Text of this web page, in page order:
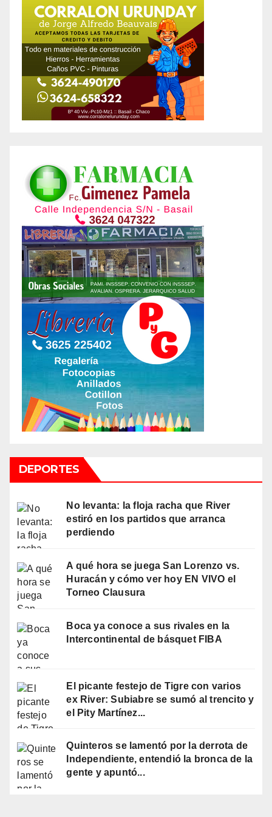
DEPORTES
No levanta: la floja racha que River
estiró en los partidos que arranca
perdiendo
A qué hora se juega San Lorenzo vs.
Huracán y cómo ver hoy EN VIVO el
Torneo Clausura
Boca ya conoce a sus rivales en la
Intercontinental de básquet FIBA
El picante festejo de Tigre con varios
ex River: Subiabre se sumó al trencito y
el Pity Martínez...
Quinteros se lamentó por la derrota de
Independiente, entendió la bronca de la
gente y apuntó...